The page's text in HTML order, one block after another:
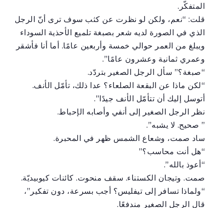
المتفكّر.
قلت: “نعم، ولكن لو نظرت عن كثب سوف ترى أنّ الرجل
الذي في الصورة لديه شعر بصبغة تلميع الأحذية السوداء
ويبلغ من العمر حوالي خمسة وأربعين عامًا. أما أنا فأشقر
وعمري ثمانية وعشرون عامًا”.
“صبغة؟” سأل الرجل الصغير بتردّد.
“لكن ماذا عن البقعة الصلعاء؟ عدا ذلك، تأمّل الأنف.
أتوسل إليك أن تتأمّل الأنف جيدًا”.
نظر الرجل الصغير إلى أنفي وأصابه الإحباط.
” صحيح. لا يشبه”.
ساد صمت، وشعاع الشمس ظهر في المحبرة.
“هل أنت محاسب؟”
“أعوذ بالله”.
صمت. وتيجان الكستناء. سقف منحوت. كائنات كيوبيديّة.
“ولماذا تسافر إلى تيفليس؟ أجب بسرعة، دون تفكير”،
قال الرجل الصغير مندفعًا.